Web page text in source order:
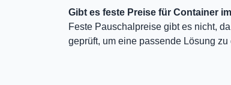
Gibt es feste Preise für Container
Feste Pauschalpreise gibt es nicht,
geprüft, um eine passende Lösung zu